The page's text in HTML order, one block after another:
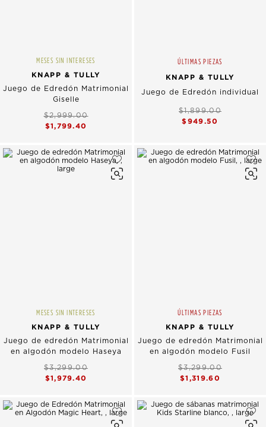
MESES SIN INTERESES
KNAPP & TULLY
Juego de Edredón Matrimonial
Giselle
$2,999.00
$1,799.40
ÚLTIMAS PIEZAS
KNAPP & TULLY
Juego de Edredón individual
$1,899.00
$949.50
MESES SIN INTERESES
KNAPP & TULLY
Juego de edredón Matrimonial
en algodón modelo Haseya
$3,299.00
$1,979.40
ÚLTIMAS PIEZAS
KNAPP & TULLY
Juego de edredón Matrimonial
en algodón modelo Fusil
$3,299.00
$1,319.60